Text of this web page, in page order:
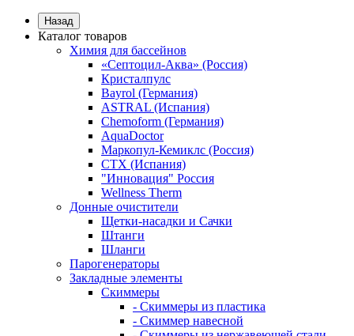
Назад
Каталог товаров
Химия для бассейнов
«Септоцил-Аква» (Россия)
Кристалпулс
Bayrol (Германия)
ASTRAL (Испания)
Chemoform (Германия)
AquaDoctor
Маркопул-Кемиклс (Россия)
CTX (Испания)
"Инновация" Россия
Wellness Therm
Донные очистители
Щетки-насадки и Сачки
Штанги
Шланги
Парогенераторы
Закладные элементы
Скиммеры
- Скиммеры из пластика
- Скиммер навесной